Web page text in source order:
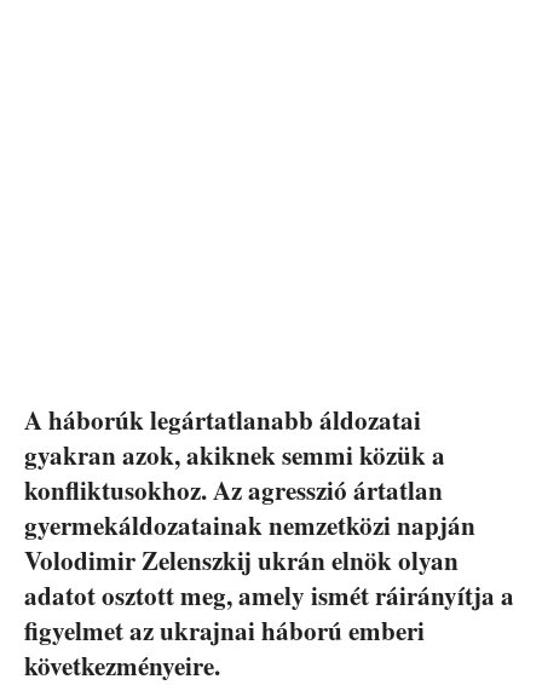
A háborúk legártatlanabb áldozatai
gyakran azok, akiknek semmi közük a
konfliktusokhoz. Az agresszió ártatlan
gyermekáldozatainak nemzetközi napján
Volodimir Zelenszkij ukrán elnök olyan
adatot osztott meg, amely ismét ráirányítja a
figyelmet az ukrajnai háború emberi
következményeire.